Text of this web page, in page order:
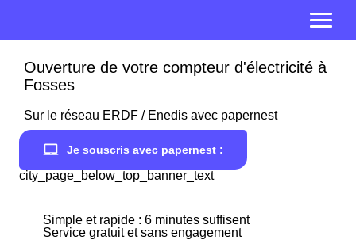
Ouverture de votre compteur d'électricité à
Fosses
Sur le réseau ERDF / Enedis avec papernest
Je souscris avec papernest :
city_page_below_top_banner_text
Simple et rapide : 6 minutes suffisent
Service gratuit et sans engagement